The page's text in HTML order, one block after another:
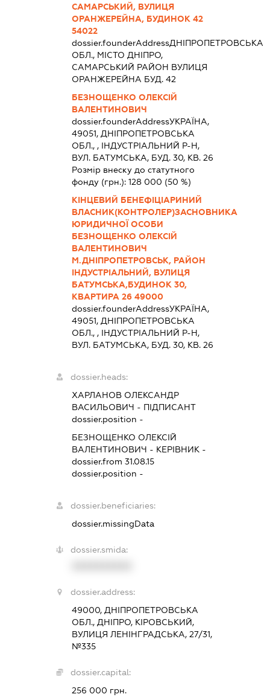
САМАРСЬКИЙ, ВУЛИЦЯ
ОРАНЖЕРЕЙНА, БУДИНОК 42
54022
dossier.founderAddressДНІПРОПЕТРОВСЬКА
ОБЛ., МІСТО ДНІПРО,
САМАРСЬКИЙ РАЙОН ВУЛИЦЯ
ОРАНЖЕРЕЙНА БУД. 42
БЕЗНОЩЕНКО ОЛЕКСІЙ
ВАЛЕНТИНОВИЧ
dossier.founderAddressУКРАЇНА,
49051, ДНIПРОПЕТРОВСЬКА
ОБЛ., , ІНДУСТРІАЛЬНИЙ Р-Н,
ВУЛ. БАТУМСЬКА, БУД. 30, КВ. 26
Розмір внеску до статутного
фонду (грн.): 128 000 (50 %)
КІНЦЕВИЙ БЕНЕФІЦІАРИНИЙ
ВЛАСНИК(КОНТРОЛЕР)ЗАСНОВНИКА
ЮРИДИЧНОЇ ОСОБИ
БЕЗНОЩЕНКО ОЛЕКСІЙ
ВАЛЕНТИНОВИЧ
М.ДНІПРОПЕТРОВСЬК, РАЙОН
ІНДУСТРІАЛЬНИЙ, ВУЛИЦЯ
БАТУМСЬКА,БУДИНОК 30,
КВАРТИРА 26 49000
dossier.founderAddressУКРАЇНА,
49051, ДНIПРОПЕТРОВСЬКА
ОБЛ., , ІНДУСТРІАЛЬНИЙ Р-Н,
ВУЛ. БАТУМСЬКА, БУД. 30, КВ. 26
dossier.heads:
ХАРЛАНОВ ОЛЕКСАНДР
ВАСИЛЬОВИЧ - ПІДПИСАНТ
dossier.position -
БЕЗНОЩЕНКО ОЛЕКСІЙ
ВАЛЕНТИНОВИЧ - КЕРІВНИК -
dossier.from 31.08.15
dossier.position -
dossier.beneficiaries:
dossier.missingData
dossier.smida:
dossier.address:
49000, ДНІПРОПЕТРОВСЬКА
ОБЛ., ДНІПРО, КІРОВСЬКИЙ,
ВУЛИЦЯ ЛЕНІНГРАДСЬКА, 27/31,
№335
dossier.capital:
256 000 грн.